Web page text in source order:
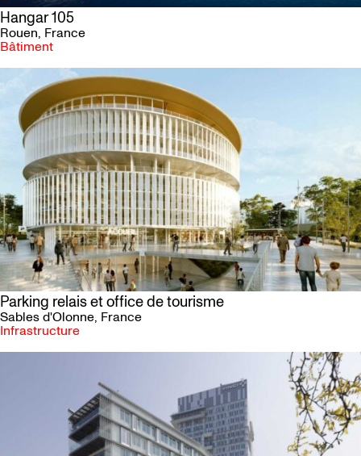
Hangar 105
Rouen, France
Bâtiment
Parking relais et office de tourisme
Sables d'Olonne, France
Infrastructure